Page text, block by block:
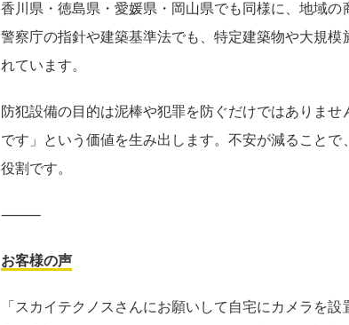
香川県・徳島県・愛媛県・岡山県でも同様に、地域
警察庁の指針や建築基準法でも、特定建築物や大規
れています。
防犯設備の目的は泥棒や犯罪を防ぐだけではありま
です」という価値を生み出します。不安が減ること
役割です。
⸻
お客様の声
「スカイテクノスさんにお願いして自宅にカメラを